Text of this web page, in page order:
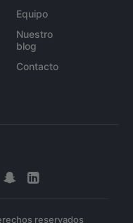
Equipo
Nuestro
blog
Contacto
reservados